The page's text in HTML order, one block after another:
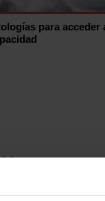
para acceder